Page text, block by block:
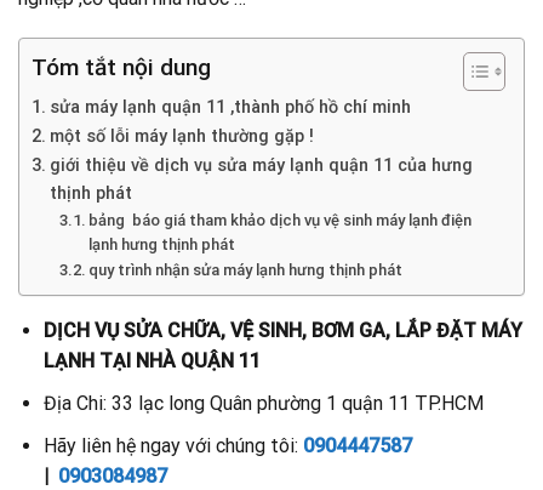
Tóm tắt nội dung
sửa máy lạnh quận 11 ,thành phố hồ chí minh
một số lỗi máy lạnh thường gặp !
giới thiệu về dịch vụ sửa máy lạnh quận 11 của hưng
thịnh phát
bảng báo giá tham khảo dịch vụ vệ sinh máy lạnh điện
lạnh hưng thịnh phát
quy trình nhận sửa máy lạnh hưng thịnh phát
DỊCH VỤ SỬA CHỮA, VỆ SINH, BƠM GA, LẮP ĐẶT MÁY
LẠNH TẠI NHÀ QUẬN 11
Địa Chi: 33 lạc long Quân phường 1 quận 11 TP.HCM
Hãy liên hệ ngay với chúng tôi: 0904447587
| 0903084987